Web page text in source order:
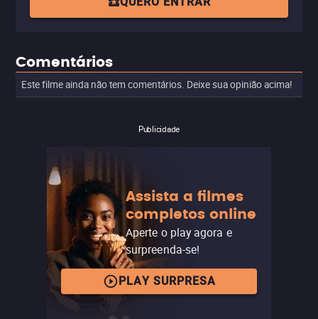
Comentários
Este filme ainda não tem comentários. Deixe sua opinião acima!
Publicidade
Assista a filmes
completos online
Aperte o play agora e
surpreenda-se!
PLAY SURPRESA